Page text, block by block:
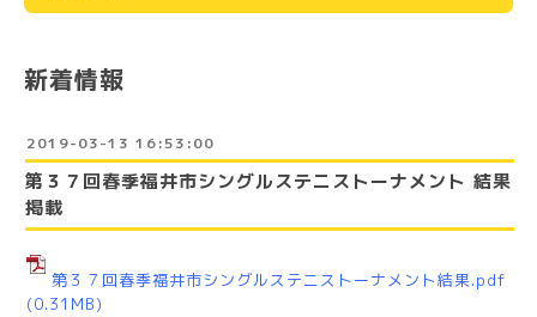
新着情報
2019-03-13 16:53:00
第３７回春季福井市シングルステニストーナメント 結果
掲載
第３７回春季福井市シングルステニストーナメント結果.pdf
(0.31MB)